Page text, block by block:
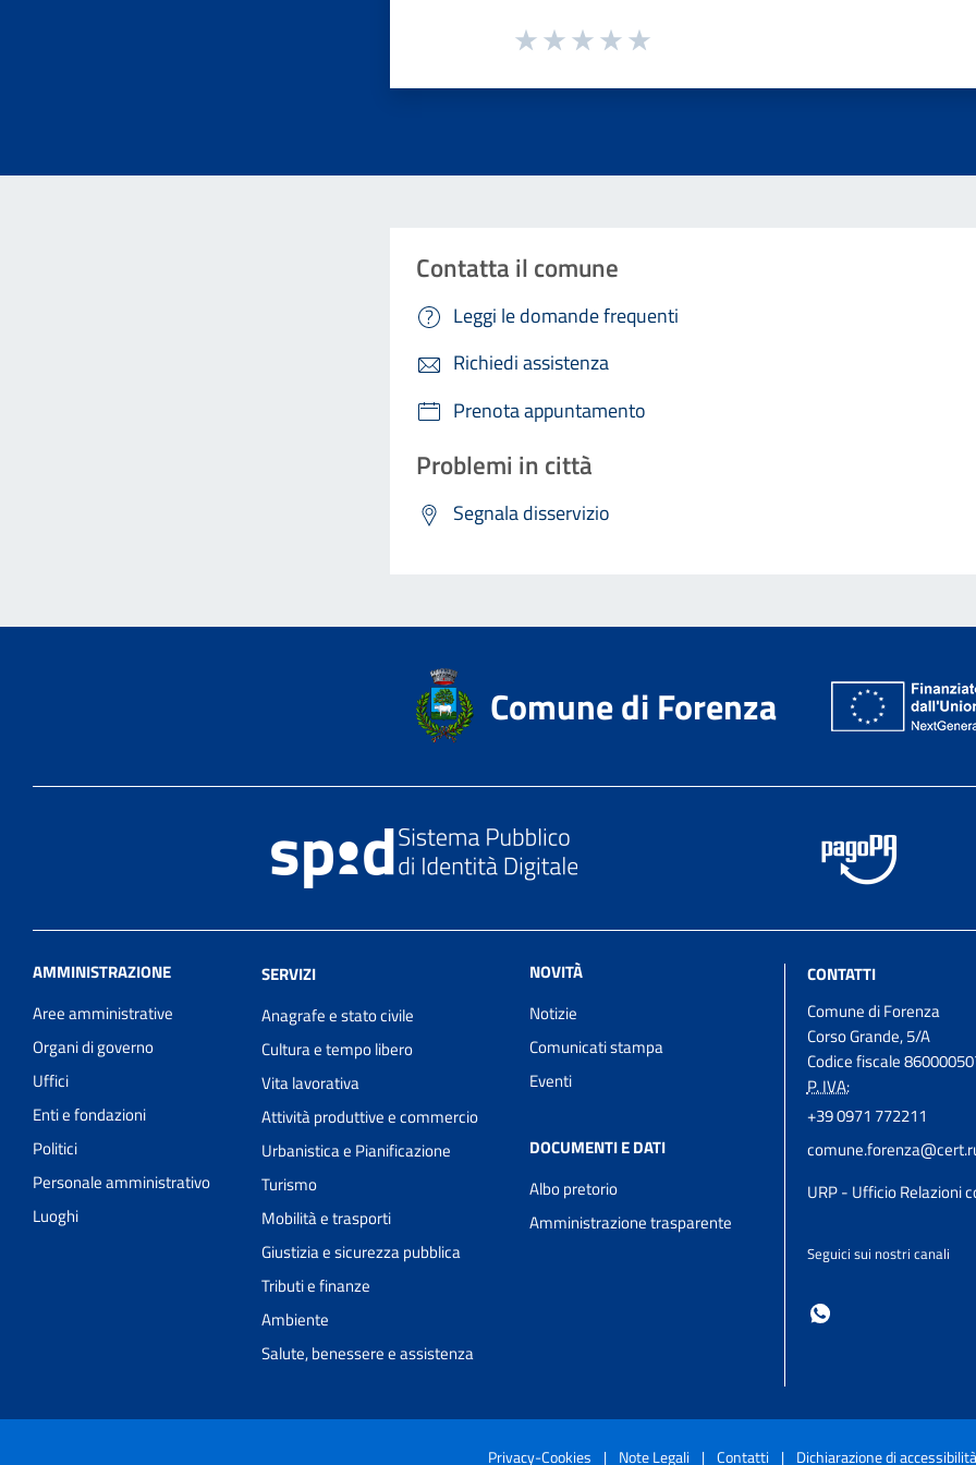
Valuta da 1 a 5 stelle la pagina
Contatta il comune
Leggi le domande frequenti
Richiedi assistenza
Prenota appuntamento
Problemi in città
Segnala disservizio
Comune di Forenza
AMMINISTRAZIONE
Aree amministrative
Organi di governo
Uffici
Enti e fondazioni
Politici
Personale amministrativo
Luoghi
SERVIZI
Anagrafe e stato civile
Cultura e tempo libero
Vita lavorativa
Attività produttive e commercio
Urbanistica e Pianificazione
Turismo
Mobilità e trasporti
Giustizia e sicurezza pubblica
Tributi e finanze
Ambiente
Salute, benessere e assistenza
NOVITÀ
Notizie
Comunicati stampa
Eventi
DOCUMENTI E DATI
Albo pretorio
Amministrazione trasparente
CONTATTI
Comune di Forenza
Corso Grande, 5/A
Codice fiscale
P. IVA:
+39 0971 772211
URP - Ufficio Relazioni
Seguici sui nostri canali
Privacy-Cookies | Note Legali | Contatti | Dichiarazione di accessibilità